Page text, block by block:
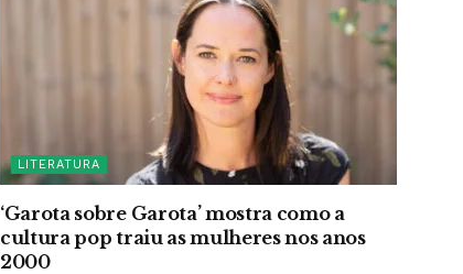
LITERATURA
‘Garota sobre Garota’ mostra como a
cultura pop traiu as mulheres nos anos
2000